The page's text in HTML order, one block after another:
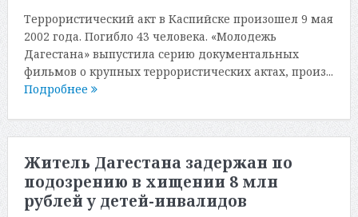
Террористический акт в Каспийске произошел 9 мая
2002 года. Погибло 43 человека. «Молодежь
Дагестана» выпустила серию документальных
фильмов о крупных террористических актах, произ...
Подробнее
Житель Дагестана задержан по
подозрению в хищении 8 млн
рублей у детей-инвалидов